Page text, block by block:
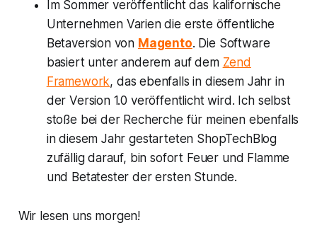
Im Sommer veröffentlicht das kalifornische
Unternehmen Variendie erste öffentliche
Betaversion von Magento. Die Software
basiert unter anderem auf dem Zend
Framework, das ebenfalls in diesem Jahr in
der Version 1.0 veröffentlicht wird. Ich selbst
stoße bei der Recherche für meinen ebenfalls
in diesem Jahr gestarteten ShopTechBlog
zufällig darauf, bin sofort Feuer und Flamme
und Betatester der ersten Stunde.
Wir lesen uns morgen!